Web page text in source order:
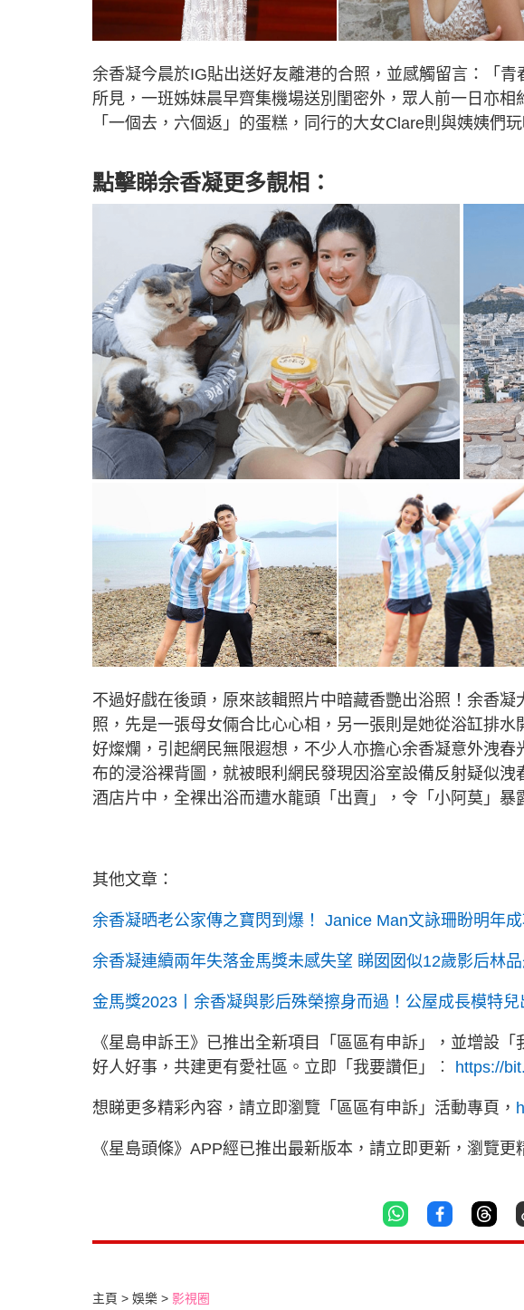
余香凝今晨於IG貼出送好友離港的合照，並感觸留言：「
所見，一班姊妹晨早齊集機場送別閨密外，眾人前一日亦
「一個去，六個返」的蛋糕，同行的大女Clare則與姨姨們玩
點擊睇余香凝更多靚相：
不過好戲在後頭，原來該輯照片中暗藏香艷出浴照！余香
照，先是一張母女倆合比心心相，另一張則是她從浴缸排
好燦爛，引起網民無限遐想，不少人亦擔心余香凝意外洩
布的浸浴裸背圖，就被眼利網民發現因浴室設備反射疑似
酒店片中，全裸出浴而遭水龍頭「出賣」，令「小阿莫」暴
其他文章：
余香凝晒老公家傳之寶閃到爆！ Janice Man文詠珊盼明年
余香凝連續兩年失落金馬獎未感失望 睇囡囡似12歲影后林
金馬獎2023丨余香凝與影后殊榮擦身而過！公屋成長模特
《星島申訴王》已推出全新項目「區區有申訴」，並增設
好人好事，共建更有愛社區。立即「我要讚佢」︰ https://
想睇更多精彩內容，請立即瀏覽「區區有申訴」活動專頁，
《星島頭條》APP經已推出最新版本，請立即更新，瀏覽更
主頁 娛樂 影視圈